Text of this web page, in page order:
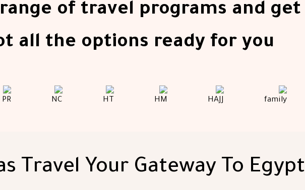
of travel programs and get
all the options ready for you!
Travel Your Gateway To Egypt